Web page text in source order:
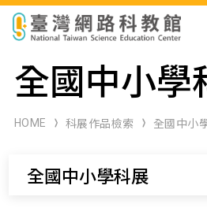
科展作品檢索
科學研習月刊
全國中小學
HOME 科展作品檢索 全國中小
全國中小學科展